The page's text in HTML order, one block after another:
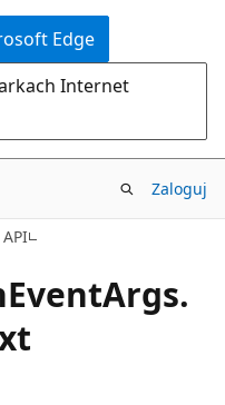
Edge
Internet
Zaloguj
EventArgs.